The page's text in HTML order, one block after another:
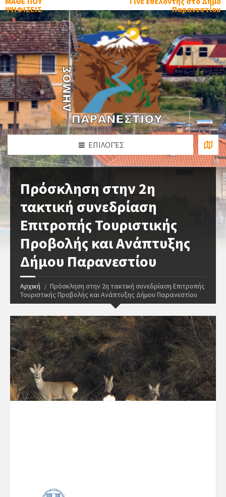
ΨΗΦΙΖΕΙΣ
Παρανεστίου
ΕΠΙΛΟΓΈΣ
Πρόσκληση στην 2η
τακτική συνεδρίαση
Επιτροπής Τουριστικής
Προβολής και Ανάπτυξης
Δήμου Παρανεστίου
Αρχική
Πρόσκληση στην 2η τακτική συνεδρίαση Επιτροπής
Τουριστικής Προβολής και Ανάπτυξης Δήμου Παρανεστίου